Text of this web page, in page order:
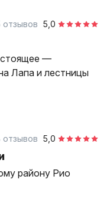
5,0
отзывов
—
Лапа и лестницы
5,0
отзывов
району Рио